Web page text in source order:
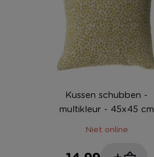
Kussen schubben -
multikleur - 45x45 cm
Niet online